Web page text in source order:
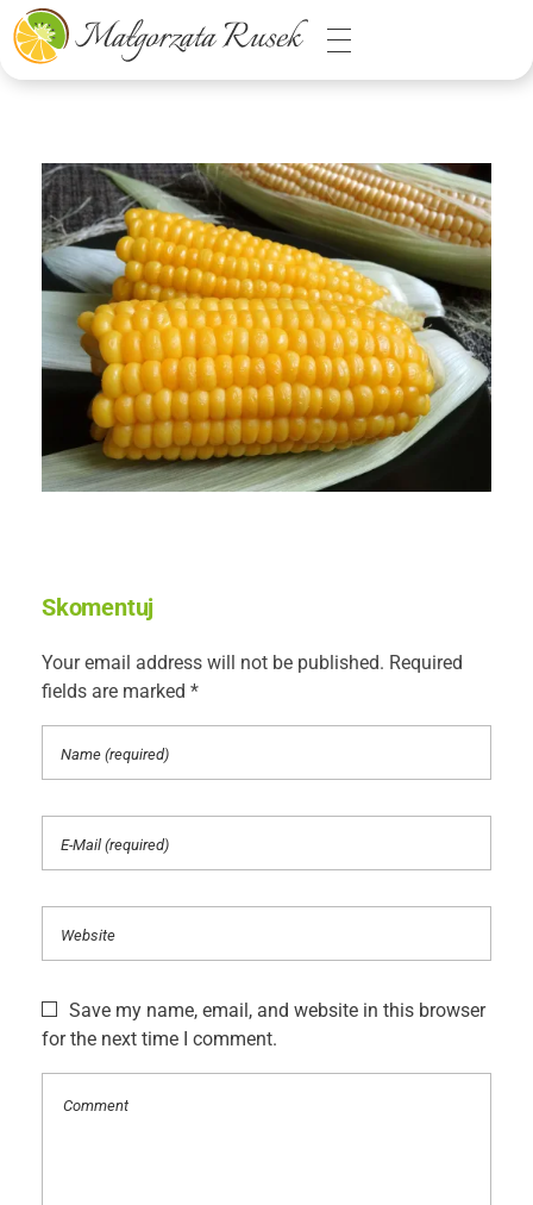
Małgorzata Rusek - dietetyk z pasją
Dietetyka kliniczna & Psychodietetyka
Skomentuj
Your email address will not be published. Required
fields are marked *
Save my name, email, and website in this browser
for the next time I comment.